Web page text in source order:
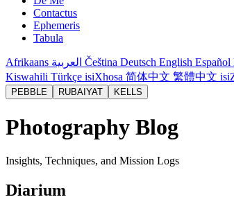
Contactus
Ephemeris
Tabula
Afrikaans Čeština Deutsch English Español
Kiswahili Türkçe isiXhosa 简体中文 繁體中文
PEBBLE RUBAIYAT KELLS
Photography Blog
Insights, Techniques, and Mission Logs
Diarium